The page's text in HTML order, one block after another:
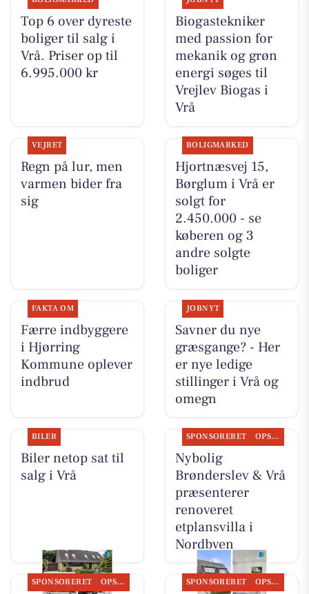
Top 6 over dyreste
boliger til salg i
Vrå. Priser op til
6.995.000 kr
Biogastekniker
med passion for
mekanik og grøn
energi søges til
Vrejlev Biogas i
Vrå
VEJRET
Regn på lur, men
varmen bider fra
sig
BOLIGMARKED
Hjortnæsvej 15,
Børglum i Vrå er
solgt for
2.450.000 - se
køberen og 3
andre solgte
boliger
FAKTA OM
Færre indbyggere
i Hjørring
Kommune oplever
indbrud
JOBNYT
Savner du nye
græsgange? - Her
er nye ledige
stillinger i Vrå og
omegn
BILER
Biler netop sat til
salg i Vrå
SPONSORERET OPSLAGSTAVLEN
Nybolig
Brønderslev & Vrå
præsenterer
renoveret
etplansvilla i
Nordbyen
SPONSORERET OPSLAGSTAVLEN SPONSORERET OPSLAGSTAVLEN